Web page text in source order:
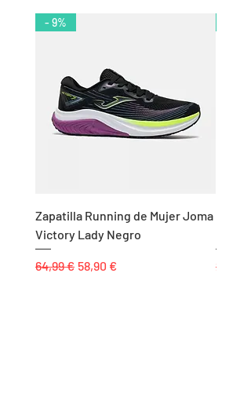
- 9%
Zapatilla Running de Mujer Joma
Victory Lady Negro
Precio
64,99 € Precio de oferta
58,90 € Precio
20,00 €